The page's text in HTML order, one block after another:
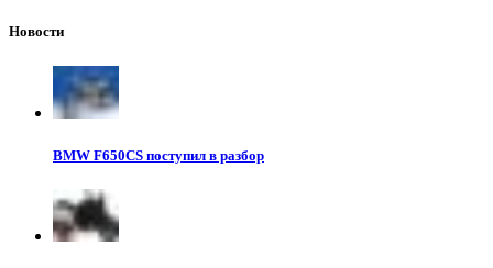
Новости
BMW F650CS поступил в разбор